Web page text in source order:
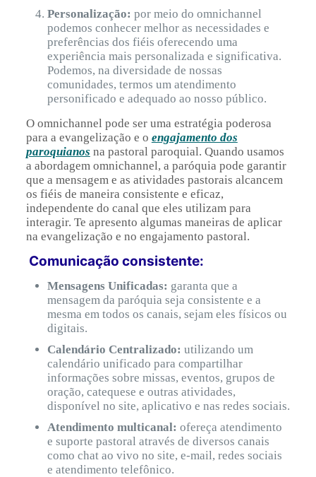
Personalização: por meio do omnichannel
podemos conhecer melhor as necessidades e
preferências dos fiéis oferecendo uma
experiência mais personalizada e significativa.
Podemos, na diversidade de nossas
comunidades, termos um atendimento
personificado e adequado ao nosso público.
O omnichannel pode ser uma estratégia poderosa
para a evangelização e o engajamento dos
paroquianos na pastoral paroquial. Quando usamos
a abordagem omnichannel, a paróquia pode garantir
que a mensagem e as atividades pastorais alcancem
os fiéis de maneira consistente e eficaz,
independente do canal que eles utilizam para
interagir. Te apresento algumas maneiras de aplicar
na evangelização e no engajamento pastoral.
Comunicação consistente:
Mensagens Unificadas: garanta que a
mensagem da paróquia seja consistente e a
mesma em todos os canais, sejam eles físicos ou
digitais.
Calendário Centralizado: utilizando um
calendário unificado para compartilhar
informações sobre missas, eventos, grupos de
oração, catequese e outras atividades,
disponível no site, aplicativo e nas redes sociais.
Atendimento multicanal: ofereça atendimento
e suporte pastoral através de diversos canais
como chat ao vivo no site, e-mail, redes sociais
e atendimento telefônico.